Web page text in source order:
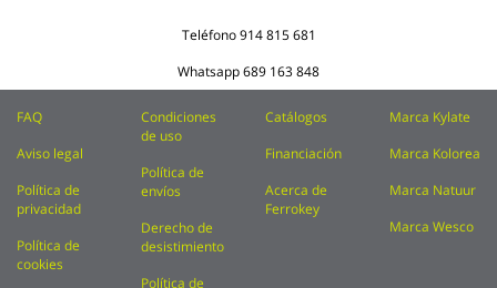
Teléfono914 815 681
Whatsapp689 163 848
FAQ
Aviso legal
Política de
privacidad
Política de
cookies
Condiciones
de uso
Política de
envíos
Derecho de
desistimiento
Política de
Catálogos
Financiación
Acerca de
Ferrokey
Marca Kylate
Marca Kolorea
Marca Natuur
Marca Wesco